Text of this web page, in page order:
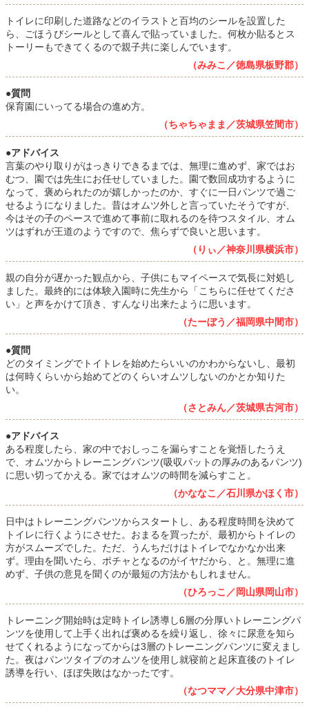
トイレに印刷した道路などのイラストと百均のシールを設置した
ら、ごほうびシールとして喜んで貼っていました。何枚か貼るとス
トーリーもできてくるので親子共に楽しんでいます。
（みみこ／徳島県板野郡）
●質問
保育園にいってる場合の進め方。
（ちゃちゃまま／茨城県笠間市）
●アドバイス
言葉のやり取りがはっきりできるまでは、無理に進めず、家ではお
むつ、園では先生にお任せしていました。園で数回成功するように
なって、褒められたのが嬉しかったのか、すぐに一日パンツで過ご
せるようになりました。昔はオムツ外しと言っていたそうですが、
今はその子のペースで進めて事前に取れるのを待つスタイル、オム
ツはずれが王道のようですので、焦らずで良いと思います。
（りぃ／神奈川県横浜市）
親の自分が遅かった観点から、子供にもマイペースで気長に対処し
ました。最終的には体験入園時に先生から「こちらに任せてくださ
い」と声をかけて頂き、すんなり出来たように思います。
（たーぼう／福岡県中間市）
●質問
どのタイミングでトイトレを始めたらいいのかわからないし、最初
は何時くらいから始めてどのくらいオムツしないのかとか知りた
い。
（さとみん／茨城県古河市）
●アドバイス
ある程度したら、家の中でおしっこを漏らすことを覚悟したうえ
で、オムツからトレーニングパンツ(吸収パットの厚みのあるパンツ)
に思い切ってかえる。家ではオムツの時間を減らすこと。
（かななこ／石川県かほく市）
日中はトレーニングパンツからスタートし、ある程度時間を決めて
トイレに行くようにさせた。おまるを買ったが、最初からトイレの
方がスムーズでした。ただ、うんちだけはトイレでなかなか出来
ず。理由を聞いたら、ポチャとなるのがイヤだから、と。無理に進
めず、子供の意見を聞くのが最短の方法かもしれません。
（ひろっこ／岡山県岡山市）
トレーニング開始時は定時トイレ誘導し6層の分厚いトレーニングパ
ンツを使用して上手く出れば褒めるを繰り返し、徐々に尿意を知ら
せてくれるようになってからは3層のトレーニングパンツに変えまし
た。夜はパンツタイプのオムツを使用し就寝前と起床直後のトイレ
誘導を行い、ほぼ失敗はなかったです。
（なつママ／大分県中津市）